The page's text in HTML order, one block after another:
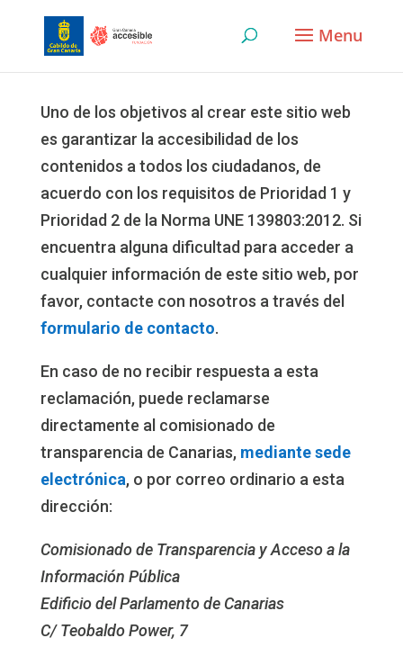
content
Uno de los objetivos al crear este sitio web
es garantizar la accesibilidad de los
contenidos a todos los ciudadanos, de
acuerdo con los requisitos de Prioridad 1 y
Prioridad 2 de la Norma UNE 139803:2012. Si
encuentra alguna dificultad para acceder a
cualquier información de este sitio web, por
favor, contacte con nosotros a través del
formulario de contacto.
En caso de no recibir respuesta a esta
reclamación, puede reclamarse
directamente al comisionado de
transparencia de Canarias, mediante sede
electrónica, o por correo ordinario a esta
dirección:
Comisionado de Transparencia y Acceso a la
Información Pública
Edificio del Parlamento de Canarias
C/ Teobaldo Power, 7